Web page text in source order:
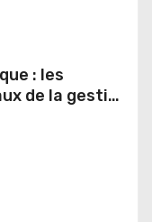
: les
de la gestion